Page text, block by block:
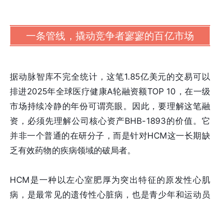
一条管线，撬动竞争者寥寥的百亿市场
据动脉智库不完全统计，这笔1.85亿美元的交易可以
排进2025年全球医疗健康A轮融资额TOP 10，在一级
市场持续冷静的年份可谓亮眼。因此，要理解这笔融
资，必须先理解公司核心资产BHB-1893的价值。它
并非一个普通的在研分子，而是针对HCM这一长期缺
乏有效药物的疾病领域的破局者。
HCM是一种以左心室肥厚为突出特征的原发性心肌
病，是最常见的遗传性心脏病，也是青少年和运动员